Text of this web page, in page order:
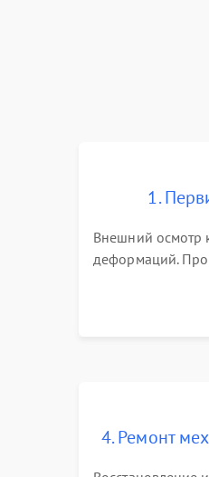
1.
Внешний осмотр
деформаций.
объектива и
4. Ремонт